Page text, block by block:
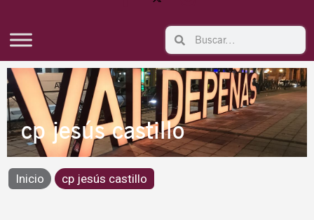
Search Search
cp jesús castillo
Inicio cp jesús castillo